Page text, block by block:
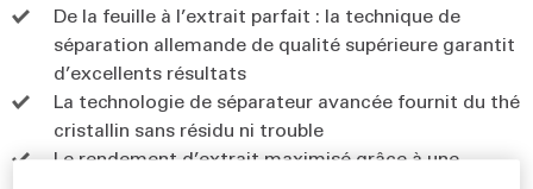
De la feuille à l’extrait parfait : la technique de
séparation allemande de qualité supérieure garantit
d’excellents résultats
La technologie de séparateur avancée fournit du thé
cristallin sans résidu ni trouble
Le rendement d’extrait maximisé grâce à une